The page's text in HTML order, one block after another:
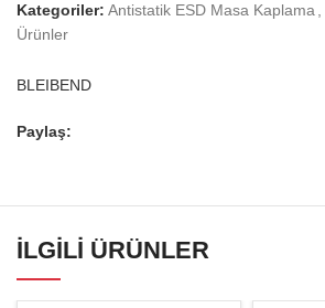
Kategoriler: Antistatik ESD Masa Kaplama
Ürünler
BLEIBEND
Paylaş:
İLGILI ÜRÜNLER